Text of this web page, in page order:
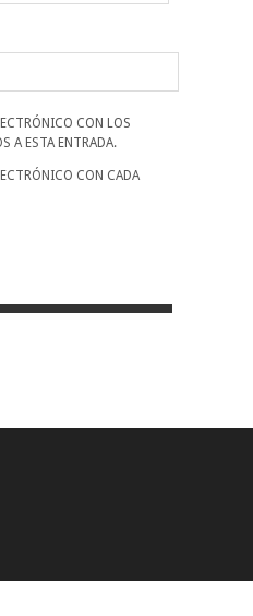
CON LOS
A ESTA ENTRADA.
CON CADA